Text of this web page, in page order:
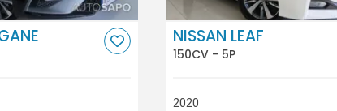
NISSAN LEAF
150CV - 5P
2020